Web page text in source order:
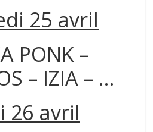
25 avril
PONK –
– IZIA – …
26 avril